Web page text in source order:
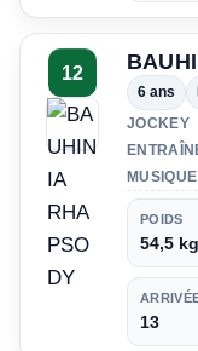
12
6 ans
JOCKEY
MUSIQUE
POIDS
54,5 kg
13